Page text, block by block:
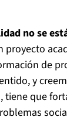
no se
proyecto
de
y
que